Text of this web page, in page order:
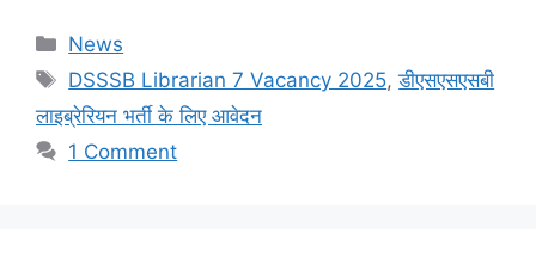
Categories
News
Tags
DSSSB Librarian 7 Vacancy 2025,डीएसएसएसबी
लाइब्रेरियन भर्ती के लिए आवेदन
1 Comment